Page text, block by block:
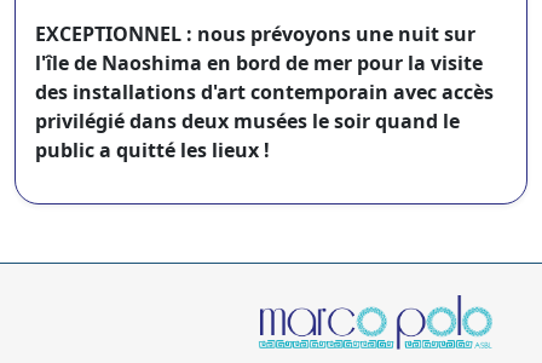
EXCEPTIONNEL : nous prévoyons une nuit sur
l'île de Naoshima en bord de mer pour la visite
des installations d'art contemporain avec accès
privilégié dans deux musées le soir quand le
public a quitté les lieux !